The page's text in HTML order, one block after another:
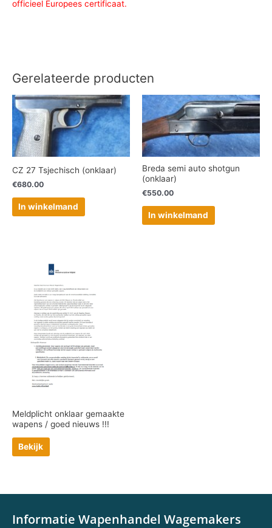
officieel Europees certificaat.
Gerelateerde producten
CZ 27 Tsjechisch (onklaar)
€680.00
In winkelmand
Breda semi auto shotgun
(onklaar)
€550.00
In winkelmand
Meldplicht onklaar gemaakte
wapens / goed nieuws !!!
Bekijk
Informatie Wapenhandel Wagemakers